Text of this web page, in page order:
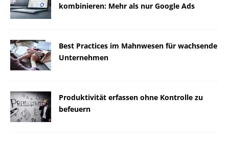
kombinieren: Mehr als nur Google Ads
Best Practices im Mahnwesen für wachsende
Unternehmen
Produktivität erfassen ohne Kontrolle zu
befeuern